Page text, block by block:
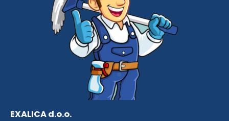
EXALICA d.o.o.